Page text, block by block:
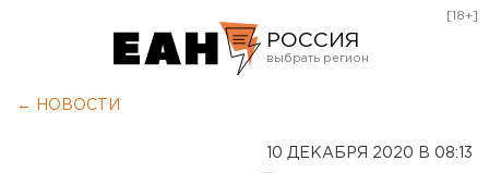
РОССИЯ
[18+]
← НОВОСТИ
10 ДЕКАБРЯ 2020 В 08:13